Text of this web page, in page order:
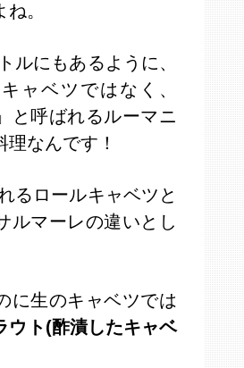
。
ルにもあるように、
ャベツではなく、
」と呼ばれるルーマニ
なんです！
るロールキャベツと
ルマーレの違いとし
に生のキャベツでは
ウト(酢漬したキャベ